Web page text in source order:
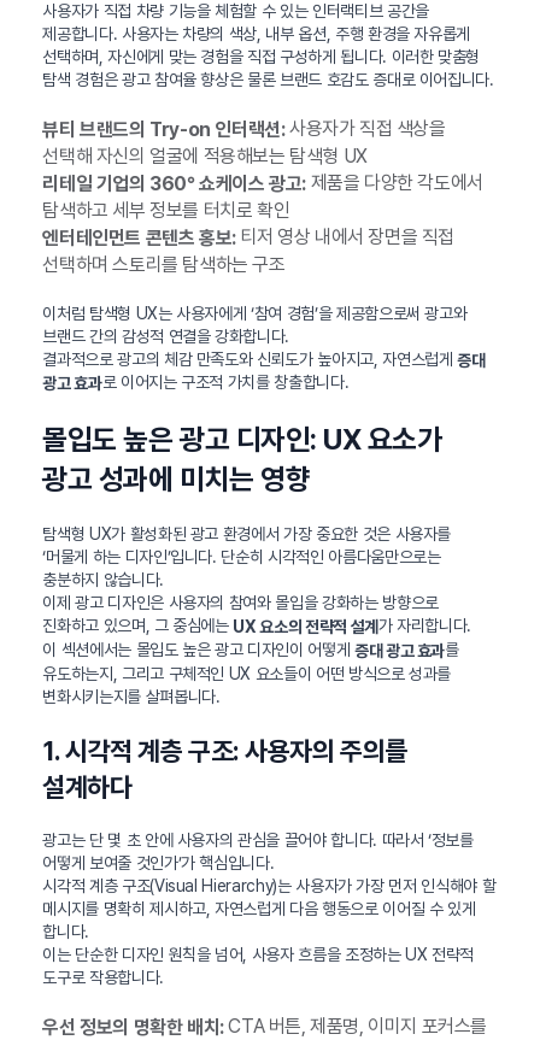
사용자가 직접 차량 기능을 체험할 수 있는 인터랙티브 공간을
제공합니다. 사용자는 차량의 색상, 내부 옵션, 주행 환경을 자유롭게
선택하며, 자신에게 맞는 경험을 직접 구성하게 됩니다. 이러한 맞춤형
탐색 경험은 광고 참여율 향상은 물론 브랜드 호감도 증대로 이어집니다.
뷰티 브랜드의 Try-on 인터랙션:사용자가 직접 색상을
선택해 자신의 얼굴에 적용해보는 탐색형 UX
리테일 기업의 360° 쇼케이스 광고:제품을 다양한 각도에서
탐색하고 세부 정보를 터치로 확인
엔터테인먼트 콘텐츠 홍보:티저 영상 내에서 장면을 직접
선택하며 스토리를 탐색하는 구조
이처럼 탐색형 UX는 사용자에게 ‘참여 경험’을 제공함으로써 광고와
브랜드 간의 감성적 연결을 강화합니다.
결과적으로 광고의 체감 만족도와 신뢰도가 높아지고, 자연스럽게증대
광고 효과로 이어지는 구조적 가치를 창출합니다.
몰입도 높은 광고 디자인: UX 요소가
광고 성과에 미치는 영향
탐색형 UX가 활성화된 광고 환경에서 가장 중요한 것은 사용자를
‘머물게 하는 디자인’입니다. 단순히 시각적인 아름다움만으로는
충분하지 않습니다.
이제 광고 디자인은 사용자의 참여와 몰입을 강화하는 방향으로
진화하고 있으며, 그 중심에는 UX 요소의 전략적 설계 가 자리합니다.
이 섹션에서는 몰입도 높은 광고 디자인이 어떻게 증대 광고 효과를
유도하는지, 그리고 구체적인 UX 요소들이 어떤 방식으로 성과를
변화시키는지를 살펴봅니다.
1. 시각적 계층 구조: 사용자의 주의를
설계하다
광고는 단 몇 초 안에 사용자의 관심을 끌어야 합니다. 따라서 ‘정보를
어떻게 보여줄 것인가’가 핵심입니다.
시각적 계층 구조(Visual Hierarchy)는 사용자가 가장 먼저 인식해야 할
메시지를 명확히 제시하고, 자연스럽게 다음 행동으로 이어질 수 있게
합니다.
이는 단순한 디자인 원칙을 넘어, 사용자 흐름을 조정하는 UX 전략적
도구로 작용합니다.
우선 정보의 명확한 배치:CTA 버튼, 제품명, 이미지 포커스를